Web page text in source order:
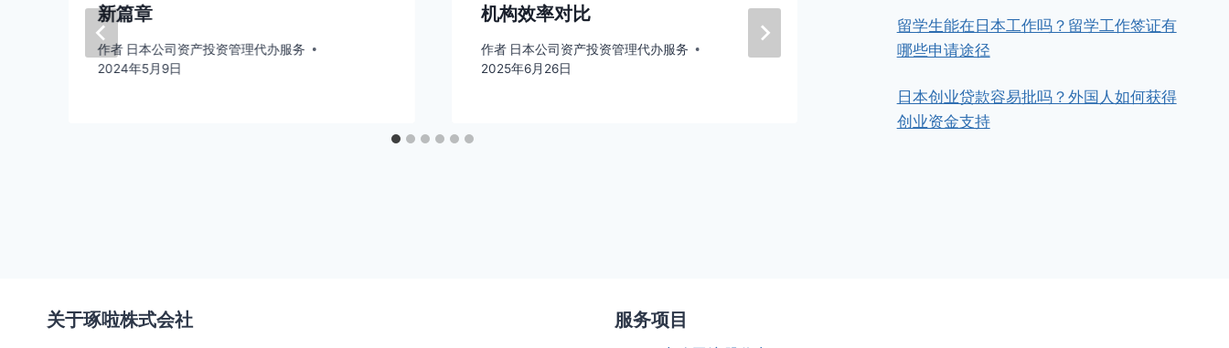
新篇章
作者 日本公司资产投资管理代办服务
2024年5月9日
机构效率对比
作者 日本公司资产投资管理代办服务
2025年6月26日
是大阪更具潜力？
日本公司资产投资管理代办服务
留学生能在日本工作吗？留学工作签证有
哪些申请途径
日本创业贷款容易批吗？外国人如何获得
创业资金支持
关于琢啦株式会社 服务项目